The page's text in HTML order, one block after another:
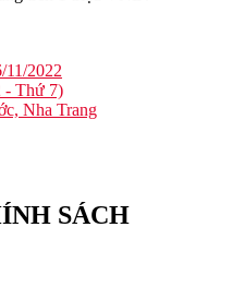
2022
- Thứ 7)
Nha Trang
SÁCH